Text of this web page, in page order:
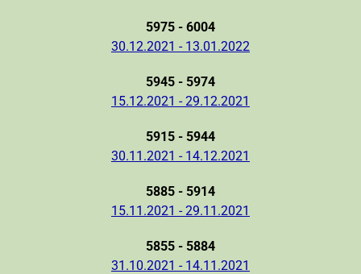
5975 - 6004
30.12.2021 - 13.01.2022
5945 - 5974
15.12.2021 - 29.12.2021
5915 - 5944
30.11.2021 - 14.12.2021
5885 - 5914
15.11.2021 - 29.11.2021
5855 - 5884
31.10.2021 - 14.11.2021